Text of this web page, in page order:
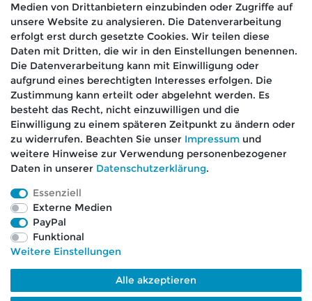
Absenden
🚚 Schneller Versand
📦 Kostenloser Versand ab 75 €
📞 Kostenlose Beratung per Telefon &
WhatsApp
Impressum
Barrierefreiheitserklärung
Medien von Drittanbietern einzubinden oder Zugriffe auf
unsere Website zu analysieren. Die Datenverarbeitung
erfolgt erst durch gesetzte Cookies. Wir teilen diese
Daten mit Dritten, die wir in den Einstellungen benennen.
Die Datenverarbeitung kann mit Einwilligung oder
aufgrund eines berechtigten Interesses erfolgen. Die
Zustimmung kann erteilt oder abgelehnt werden. Es
besteht das Recht, nicht einzuwilligen und die
Einwilligung zu einem späteren Zeitpunkt zu ändern oder
zu widerrufen. Beachten Sie unser Impressum und
weitere Hinweise zur Verwendung personenbezogener
Daten in unserer Daten­schutz­erklärung.
Essenziell
Externe Medien
PayPal
Funktional
Weitere Einstellungen
Alle akzeptieren